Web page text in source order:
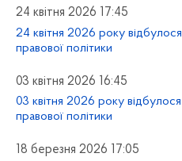
24 квітня 2026 17:45
24 квітня 2026 року відбулося
правової політики
03 квітня 2026 16:45
03 квітня 2026 року відбулося
правової політики
18 березня 2026 17:05